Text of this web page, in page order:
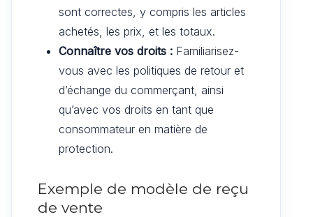
sont correctes, y compris les articles
achetés, les prix, et les totaux.
Connaître vos droits : Familiarisez-
vous avec les politiques de retour et
d’échange du commerçant, ainsi
qu’avec vos droits en tant que
consommateur en matière de
protection.
Exemple de modèle de reçu
de vente